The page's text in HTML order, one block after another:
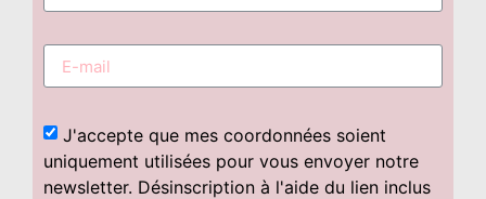
J'accepte que mes coordonnées soient
uniquement utilisées pour vous envoyer notre
newsletter. Désinscription à l'aide du lien inclus